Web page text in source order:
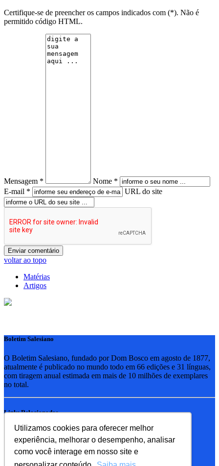
Utilizamos cookies para oferecer melhor
experiência, melhorar o desempenho, analisar
como você interage em nosso site e
Certifique-se de preencher os campos indicados com (*). Não é
permitido código HTML.
Mensagem *
Nome *
E-mail *
URL do site
voltar ao topo
Matérias
Artigos
Boletim Salesiano
O Boletim Salesiano, fundado por Dom Bosco em agosto de 1877,
atualmente é publicado no mundo todo em 66 edições e 31 línguas,
com tiragem anual estimada em mais de 10 milhões de exemplares
no total.
Links Relacionados
RSB - Rede Salesiana Brasil
EDEBE - Editora
UPV - União pela Vida